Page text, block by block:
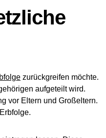
zurückgreifen möchte.
aufgeteilt wird.
vor Eltern und Großeltern.